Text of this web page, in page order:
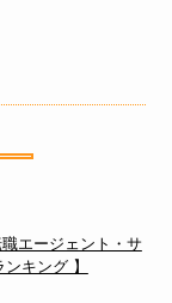
エージェント・サ
キング 】